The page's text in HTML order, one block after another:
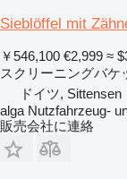
Sieblöffel mit
￥546,100 €2,999 ≈
スクリーニングバケ
ドイツ, Sittensen
alga Nutzfahrzeug-
販売会社に連絡